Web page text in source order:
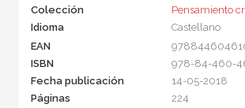
Colección
Pensamiento
Idioma
Castellano
EAN
ISBN
978-84-460-
Fecha publicación
14-05-2018
Páginas
224